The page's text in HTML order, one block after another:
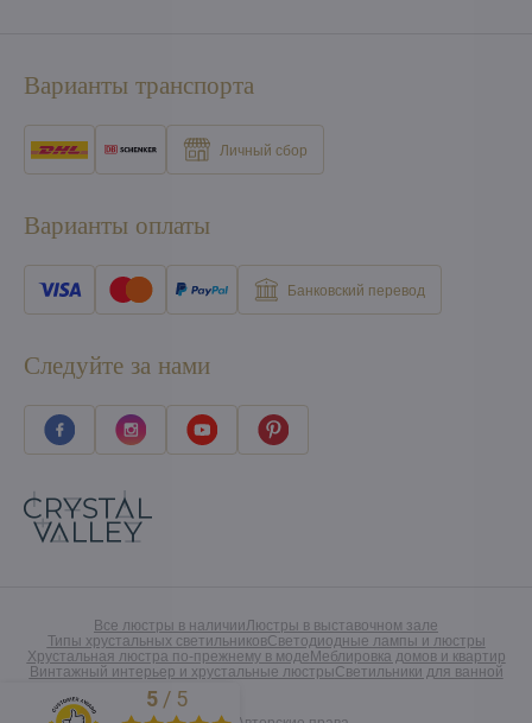
Варианты транспорта
Личный сбор
Варианты оплаты
Банковский перевод
Следуйте за нами
Все люстры в наличииЛюстры в выставочном зале
Типы хрустальных светильниковСветодиодные лампы и люстры
Хрустальная люстра по-прежнему в моде Меблировка домов и квартир
Винтажный интерьер и хрустальные люстрыСветильники для ванной
Excellent
5 / 5